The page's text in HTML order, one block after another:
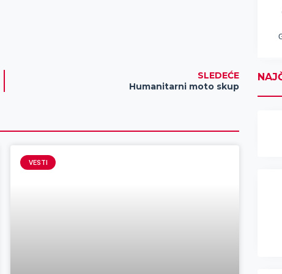
SLEDEĆE
Humanitarni moto skup
VESTI